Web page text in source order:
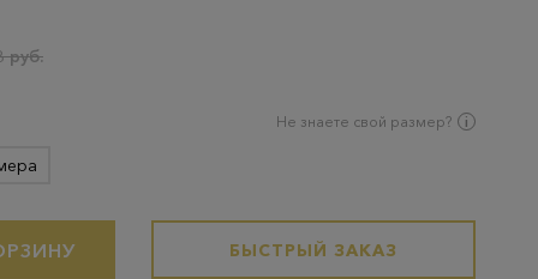
руб.
Не знаете свой размер?
БЫСТРЫЙ ЗАКАЗ